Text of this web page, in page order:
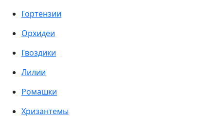
Гортензии
Орхидеи
Гвоздики
Лилии
Ромашки
Хризантемы